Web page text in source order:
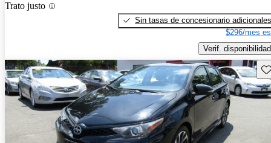
Trato justo
Sin tasas de concesionario adicionales
$296/mes
Verif. disponibilidad